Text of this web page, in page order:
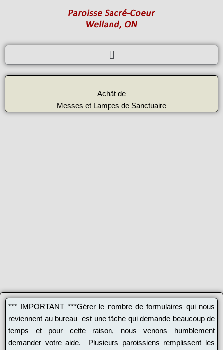
Menu
Achât de
Messes et Lampes de Sanctuaire
*** IMPORTANT ***Gérer le nombre de formulaires qui nous
reviennent au bureau est une tâche qui demande beaucoup de
temps et pour cette raison, nous venons humblement
demander votre aide. Plusieurs paroissiens remplissent les